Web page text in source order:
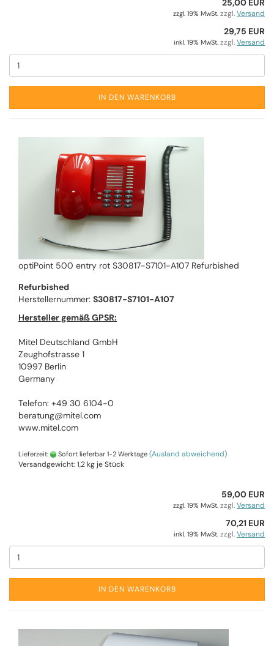
25,00 EUR
zzgl. 19% MwSt. zzgl.Versand
29,75 EUR
inkl. 19% MwSt. zzgl.Versand
IN DEN WARENKORB
optiPoint 500 entry rot S30817-S7101-A107 Refurbished
Refurbished
Herstellernummer: S30817-S7101-A107
Hersteller gemäß GPSR:
Mitel Deutschland GmbH
Zeughofstrasse 1
10997 Berlin
Germany
Telefon: +49 30 6104-0
beratung@mitel.com
www.mitel.com
Lieferzeit: Sofort lieferbar 1-2 Werktage (Ausland abweichend)
Versandgewicht:1,2kg je Stück
59,00 EUR
zzgl. 19% MwSt. zzgl.Versand
70,21 EUR
inkl. 19% MwSt. zzgl.Versand
IN DEN WARENKORB